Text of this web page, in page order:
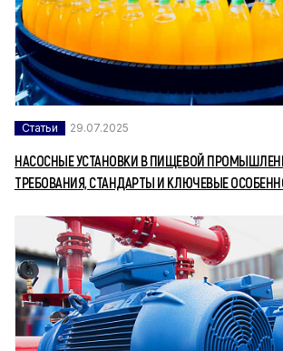
Статьи 29.07.2025
НАСОСНЫЕ УСТАНОВКИ В ПИЩЕВОЙ
ТРЕБОВАНИЯ, СТАНДАРТЫ И КЛЮЧЕВЫЕ